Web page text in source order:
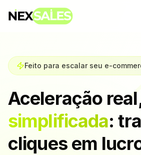
Feito para escalar seu e-
Aceleração
simplificada:
cliques em